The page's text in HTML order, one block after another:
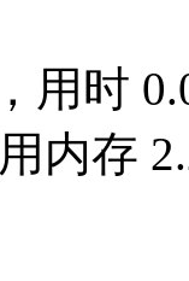
用时
内存